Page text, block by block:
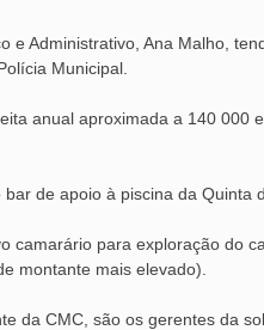
e Administrativo, Ana Malho,
Municipal.
anual aproximada a 140 000
de apoio à piscina da Quinta
camarário para exploração do
montante mais elevado).
da CMC, são os gerentes da